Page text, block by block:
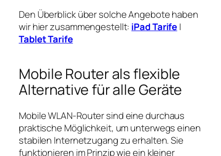
Den Überblick über solche Angebote haben
wir hier zusammengestellt: iPad Tarife|
Tablet Tarife
Mobile Router als flexible
Alternative für alle Geräte
Mobile WLAN‑Router sind eine durchaus
praktische Möglichkeit, um unterwegs einen
stabilen Internetzugang zu erhalten. Sie
funktionieren im Prinzip wie ein kleiner